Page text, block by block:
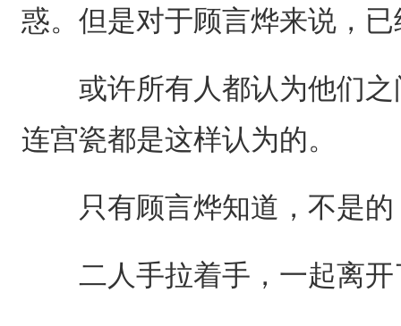
惑。但是对于顾言烨来说，
或许所有人都认为他们之
连宫瓷都是这样认为的。
只有顾言烨知道，不是的
二人手拉着手，一起离开